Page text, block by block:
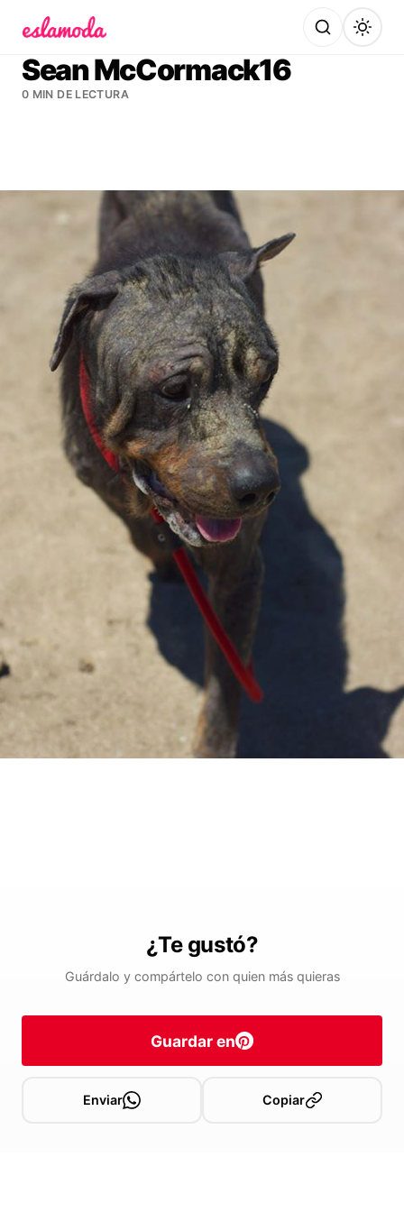
Sean McCormack16
0 MIN DE LECTURA
¿Te gustó?
Guárdalo y compártelo con quien más quieras
Guardar en
Enviar Copiar